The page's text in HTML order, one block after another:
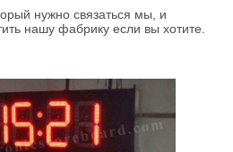
нужно связаться мы, и
нашу фабрику если вы хотите.